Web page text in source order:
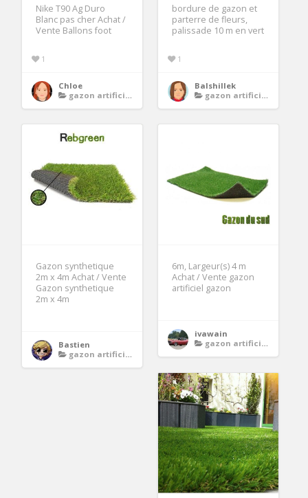
Nike T90 Ag Duro
Blanc pas cher Achat /
Vente Ballons foot
1
Chloe
gazon artificiel 4 x 5 m
bordure de gazon et
parterre de fleurs,
palissade 10 m en vert
1
Balshillek
gazon artificiel 4 x 5 m
Gazon synthetique
2m x 4m Achat / Vente
Gazon synthetique
2m x 4m
Bastien
gazon artificiel 4 x 5 m
6m, Largeur(s) 4 m
Achat / Vente gazon
artificiel gazon
ivawain
gazon artificiel 4 x 5 m